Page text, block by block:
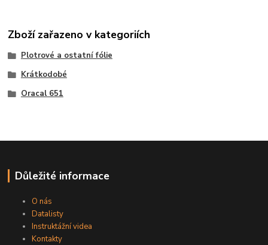
Zboží zařazeno v kategoriích
Plotrové a ostatní fólie
Krátkodobé
Oracal 651
Důležité informace
O nás
Datalisty
Instruktážní videa
Kontakty